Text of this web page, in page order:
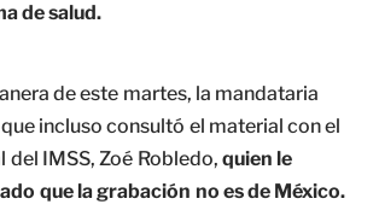
de salud.
de este martes, la mandataria
incluso consultó el material con el
IMSS, Zoé Robledo, quien le
que la grabación no es de México.